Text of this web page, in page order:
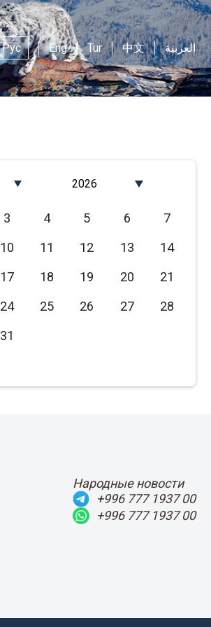
Рус Eng Tur 中文 العربية
2026
2024
2023
2021
3 4 5 6
7
10 11 12 13
14
17 18 19 20
21
24 25 26 27
28
31
Народные новости
+996 777 1937 00
+996 777 1937 00